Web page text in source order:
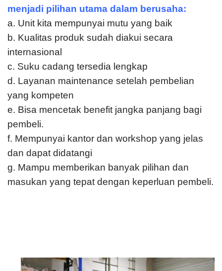
menjadi pilihan utama dalam berusaha:
a. Unit kita mempunyai mutu yang baik
b. Kualitas produk sudah diakui secara
internasional
c. Suku cadang tersedia lengkap
d. Layanan maintenance setelah pembelian
yang kompeten
e. Bisa mencetak benefit jangka panjang bagi
pembeli.
f. Mempunyai kantor dan workshop yang jelas
dan dapat didatangi
g. Mampu memberikan banyak pilihan dan
masukan yang tepat dengan keperluan pembeli.